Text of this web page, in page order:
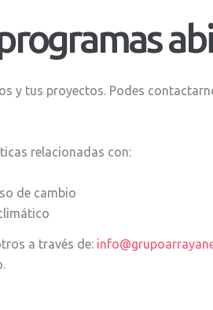
y tus proyectos. Podes
relacionadas con:
de cambio
a través de: